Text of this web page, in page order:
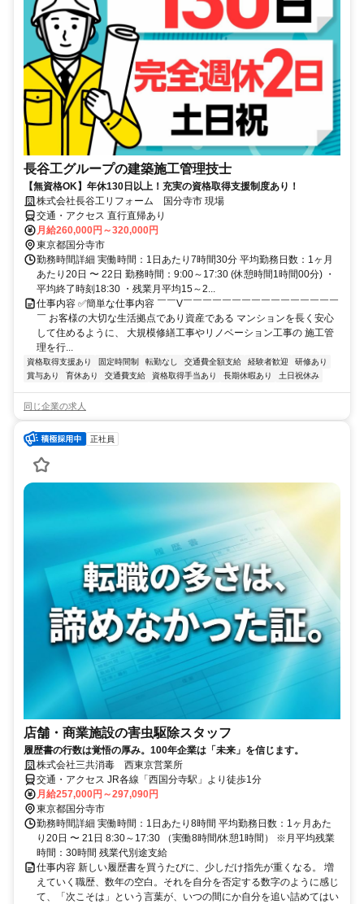
長谷工グループの建築施工管理技士
【無資格OK】年休130日以上！充実の資格取得支援制度あり！
株式会社長谷工リフォーム 国分寺市 現場
交通・アクセス 直行直帰あり
月給260,000円～320,000円
東京都国分寺市
勤務時間詳細 実働時間：1日あたり7時間30分 平均勤務日数：1ヶ月
あたり20日 〜 22日 勤務時間：9:00～17:30 (休憩時間1時間00分) ・
平均終了時刻18:30 ・残業月平均15～2...
仕事内容 ✅簡単な仕事内容 ￣￣V￣￣￣￣￣￣￣￣￣￣￣￣￣￣￣￣
￣ お客様の大切な生活拠点であり資産である マンションを長く安心
して住めるように、 大規模修繕工事やリノベーション工事の 施工管
理を行...
資格取得支援あり 固定時間制 転勤なし 交通費全額支給 経験者歓迎
研修あり
賞与あり
育休あり 交通費支給 資格取得手当あり 長期休暇あり 土日祝休み
同じ企業の求人
正社員
店舗・商業施設の害虫駆除スタッフ
履歴書の行数は覚悟の厚み。100年企業は「未来」を信じます。
株式会社三共消毒 西東京営業所
交通・アクセス JR各線「西国分寺駅」より徒歩1分
月給257,000円～297,090円
東京都国分寺市
勤務時間詳細 実働時間：1日あたり8時間 平均勤務日数：1ヶ月あた
り20日 〜 21日 8:30～17:30 （実働8時間/休憩1時間） ※月平均残業
時間：30時間 残業代別途支給
仕事内容 新しい履歴書を買うたびに、少しだけ指先が重くなる。 増
えていく職歴、数年の空白。それを自分を否定する数字のように感じ
て、「次こそは」という言葉が、いつの間にか自分を追い詰めてはい